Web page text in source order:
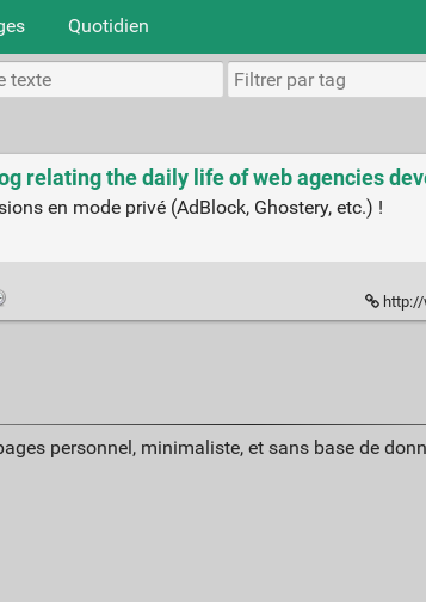
Quotidien
relating the daily life of web agencies
en mode privé (AdBlock, Ghostery, etc.) !
http://
personnel, minimaliste, et sans base de